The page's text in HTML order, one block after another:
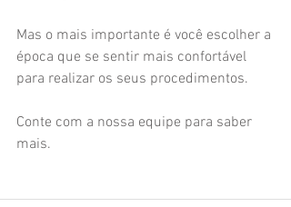
Mas o mais importante é você escolher a
época que se sentir mais confortável
para realizar os seus procedimentos.
Conte com a nossa equipe para saber
mais.